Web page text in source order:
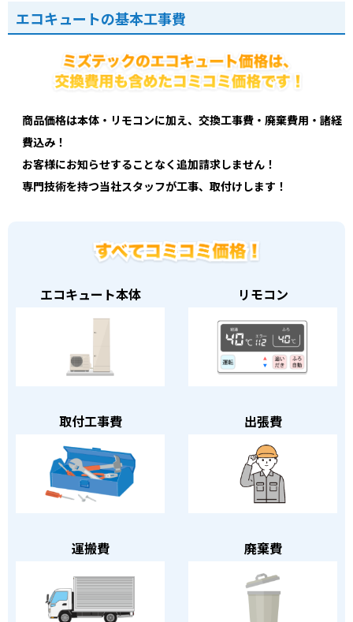
エコキュートの基本工事費
商品価格は本体・リモコンに加え、交換工事費・廃棄費用・諸経
費込み！
お客様にお知らせすることなく追加請求しません！
専門技術を持つ当社スタッフが工事、取付けします！
エコキュート本体 リモコン
取付工事費 出張費
運搬費 廃棄費